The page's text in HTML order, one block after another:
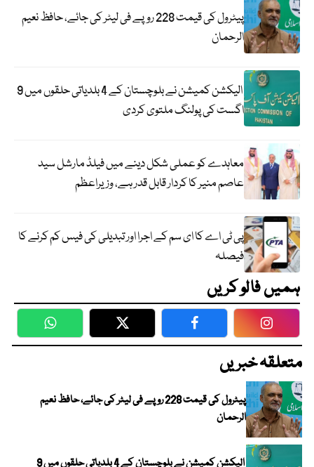
پیٹرول کی قیمت 228 روپے فی لیٹر کی جائے، حافظ نعیم
الرحمان
الیکشن کمیشن نے بلوچستان کے 4 بلدیاتی حلقوں میں 9
اگست کی پولنگ ملتوی کردی
معاہدے کو عملی شکل دینے میں فیلڈ مارشل سید
عاصم منیر کا کردار قابل قدر ہے، وزیراعظم
پی ٹی اے کا ای سم کے اجرا اور تبدیلی کی فیس کم کرنے کا
فیصلہ
ہمیں فالو کریں
WhatsApp Twitter Facebook
متعلقہ خبریں
پیٹرول کی قیمت 228 روپے فی لیٹر کی جائے، حافظ نعیم
الرحمان
الیکشن کمیشن نے بلوچستان کے 4 بلدیاتی حلقوں میں 9